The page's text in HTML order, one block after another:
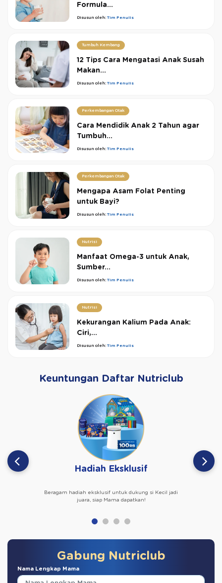
Formula...
Disusun oleh: Tim Penulis
Tumbuh Kembang
12 Tips Cara Mengatasi Anak Susah
Makan...
Disusun oleh: Tim Penulis
Perkembangan Otak
Cara Mendidik Anak 2 Tahun agar
Tumbuh...
Disusun oleh: Tim Penulis
Perkembangan Otak
Mengapa Asam Folat Penting
untuk Bayi?
Disusun oleh: Tim Penulis
Nutrisi
Manfaat Omega-3 untuk Anak,
Sumber...
Disusun oleh: Tim Penulis
Nutrisi
Kekurangan Kalium Pada Anak:
Ciri,...
Disusun oleh: Tim Penulis
Keuntungan Daftar Nutriclub
Hadiah Eksklusif
Beragam hadiah eksklusif untuk dukung si Kecil jadi
juara, siap Mama dapatkan!
Gabung Nutriclub
Nama Lengkap Mama